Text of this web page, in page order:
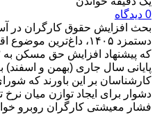
0 دیدگاه
بحث افزایش حقوق کارگران در
دستمزد ۱۴۰۵،
پایانی سال جاری (بهمن و
کارشناسان بر این باورند که
دشوار برای ایجاد توازن میان نرخ
فشار معیشتی کارگران روبرو